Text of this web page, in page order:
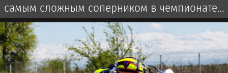
самым сложным соперником в чемпионате
России